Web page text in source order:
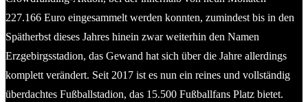
227.166 Euro eingesammelt werden konnten, zumindest bis in den
Spätherbst dieses Jahres hinein zwar weiterhin den Namen
Erzgebirgsstadion, das Gewand hat sich über die Jahre allerdings
komplett verändert. Seit 2017 ist es nun ein reines und vollständig
überdachtes Fußballstadion, das 15.500 Fußballfans Platz bietet.